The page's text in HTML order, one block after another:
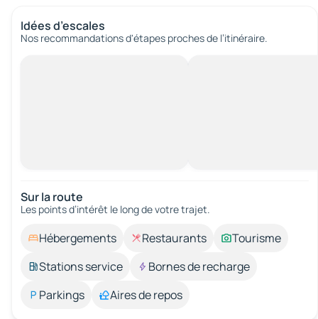
Idées d’escales
Nos recommandations d'étapes proches de l’itinéraire.
Sur la route
Les points d’intérêt le long de votre trajet.
Hébergements Restaurants
Tourisme
Stations service
Bornes de recharge
Parkings
Aires de repos